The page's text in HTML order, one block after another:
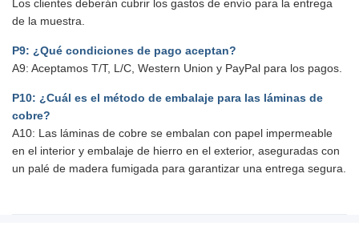
Los clientes deberán cubrir los gastos de envío para la entrega
de la muestra.
P9: ¿Qué condiciones de pago aceptan?
A9: Aceptamos T/T, L/C, Western Union y PayPal para los pagos.
P10: ¿Cuál es el método de embalaje para las láminas de
cobre?
A10: Las láminas de cobre se embalan con papel impermeable
en el interior y embalaje de hierro en el exterior, aseguradas con
un palé de madera fumigada para garantizar una entrega segura.